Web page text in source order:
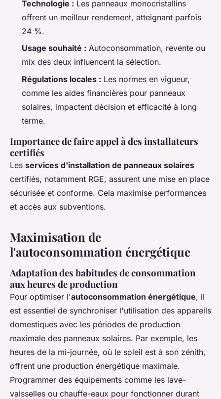
Technologie : Les panneaux monocristallins
offrent un meilleur rendement, atteignant parfois
24 %.
Usage souhaité : Autoconsommation, revente ou
mix des deux influencent la sélection.
Régulations locales : Les normes en vigueur,
comme les aides financières pour panneaux
solaires, impactent décision et efficacité à long
terme.
Importance de faire appel à des installateurs
certifiés
Les services d'installation de panneaux solaires
certifiés, notamment RGE, assurent une mise en place
sécurisée et conforme. Cela maximise performances
et accès aux subventions.
Maximisation de
l'autoconsommation énergétique
Adaptation des habitudes de consommation
aux heures de production
Pour optimiser l'autoconsommation énergétique, il
est essentiel de synchroniser l'utilisation des appareils
domestiques avec les périodes de production
maximale des panneaux solaires. Par exemple, les
heures de la mi-journée, où le soleil est à son zénith,
offrent une production énergétique maximale.
Programmer des équipements comme les lave-
vaisselles ou chauffe-eaux pour fonctionner durant